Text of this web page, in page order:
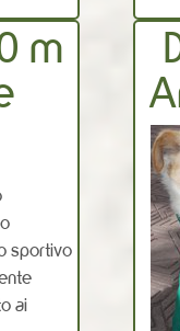
m
sportivo
ai